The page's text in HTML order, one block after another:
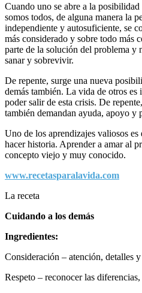
Cuando uno se abre a la
somos todos, de alguna manera la
independiente y autosuficiente, se
más considerado y sobre todo más
parte de la solución del problema y
sanar y sobrevivir.
De repente, surge una nueva
demás también. La vida de otros es
poder salir de esta crisis. De
también demandan ayuda, apoyo y
Uno de los aprendizajes valiosos
hacer historia. Aprender a amar al
concepto viejo y muy conocido.
www.recetasparalavida.com
La receta
Cuidando a los demás
Ingredientes:
Consideración – atención, detalles
Respeto – reconocer las